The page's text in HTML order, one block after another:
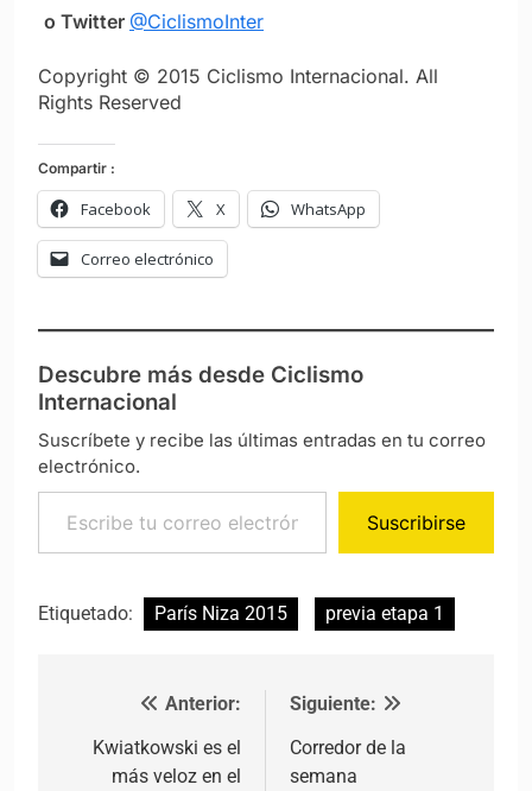
o Twitter @CiclismoInter
Copyright © 2015 Ciclismo Internacional. All
Rights Reserved
Compartir :
Facebook X WhatsApp
Correo electrónico
Descubre más desde Ciclismo
Internacional
Suscríbete y recibe las últimas entradas en tu correo
electrónico.
Escribe tu correo electrónico…
Suscribirse
Etiquetado: París Niza 2015 previa etapa 1
Navegación de entradas
Anterior:
Kwiatkowski es el
más veloz en el
Siguiente:
Corredor de la
semana